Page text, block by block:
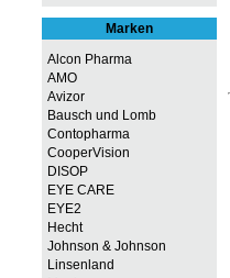
Marken
Alcon Pharma
AMO
Avizor
Bausch und Lomb
Contopharma
CooperVision
DISOP
EYE CARE
EYE2
Hecht
Johnson & Johnson
Linsenland